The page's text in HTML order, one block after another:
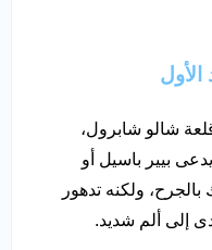
حصار قلعة شالو شابرول،
بيير باسيل أو
ولكنه تدهور
إلى ألم شديد.